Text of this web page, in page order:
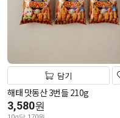
담기
해태 맛동산 3번들 210g
3,580원